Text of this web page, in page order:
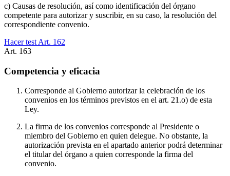
c) Causas de resolución, así como identificación del órgano
competente para autorizar y suscribir, en su caso, la resolución del
correspondiente convenio.
Hacer test Art. 162
Art. 163
Competencia y eficacia
Corresponde al Gobierno autorizar la celebración de los
convenios en los términos previstos en el art. 21.o) de esta
Ley.
La firma de los convenios corresponde al Presidente o
miembro del Gobierno en quien delegue. No obstante, la
autorización prevista en el apartado anterior podrá determinar
el titular del órgano a quien corresponde la firma del
convenio.